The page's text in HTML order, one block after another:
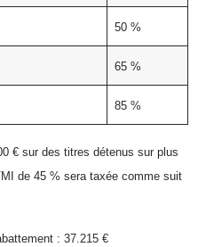
50 %
65 %
85 %
€ sur des titres détenus sur plus
de 45 % sera taxée comme suit
: 37.215 €